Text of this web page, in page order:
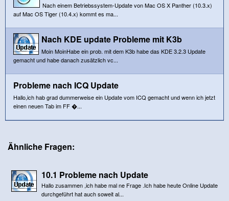
Nach einem Betriebssystem-Update von Mac OS X Panther (10.3.x)
auf Mac OS Tiger (10.4.x) kommt es ma...
Nach KDE update Probleme mit K3b
Moin MoinHabe ein prob. mit dem K3b habe das KDE 3.2.3 Update
gemacht und habe danach zusätzlich vc...
Probleme nach ICQ Update
Hallo,ich hab grad dummerweise ein Update vom ICQ gemacht und wenn ich jetzt
einen neuen Tab im FF �...
Ähnliche Fragen:
10.1 Probleme nach Update
Hallo zusammen ,ich habe mal ne Frage .Ich habe heute Online Update
durchgeführt hat auch soweit al...